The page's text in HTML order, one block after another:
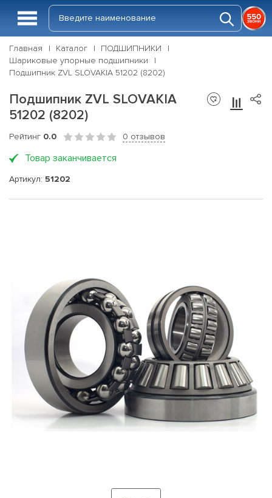
Главная Каталог
ПОДШИПНИКИ
Шариковые упорные подшипники
Подшипник ZVL SLOVAKIA 51202 (8202)
Подшипник ZVL SLOVAKIA
51202 (8202)
Рейтинг 0.0 0 отзывов
Товар заканчивается
Артикул: 51202